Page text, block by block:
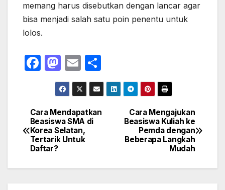
memang harus disebutkan dengan lancar agar
bisa menjadi salah satu poin penentu untuk
lolos.
F
e
b
o
M
a
st
o
d
o
E
m
ail
h
ar
e
Navigasi
pos
Cara Mengajukan
Beasiswa Kuliah ke
Pemda dengan
Beberapa Langkah
Mudah
Cara Mendapatkan
Beasiswa SMA di
Korea Selatan,
Tertarik Untuk
Daftar?